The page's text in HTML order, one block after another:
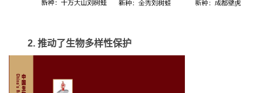
2. 推动了生物多样性保护